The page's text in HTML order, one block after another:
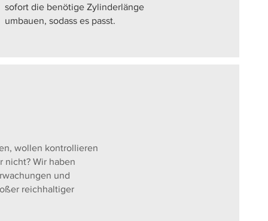
sofort die benötige Zylinderlänge
umbauen, sodass es passt.
wollen kontrollieren
nicht? Wir haben
und
reichhaltiger